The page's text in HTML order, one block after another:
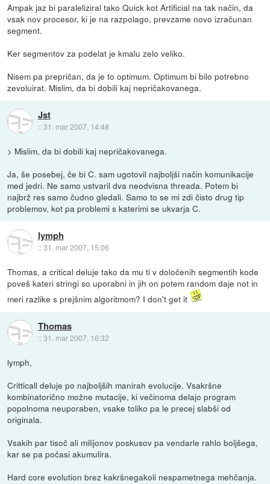
Ampak jaz bi paraleliziral tako Quick kot Artificial na tak način, da
vsak nov procesor, ki je na razpolago, prevzame novo izračunan
segment.
Ker segmentov za podelat je kmalu zelo veliko.
Nisem pa prepričan, da je to optimum. Optimum bi bilo potrebno
zevoluirat. Mislim, da bi dobili kaj nepričakovanega.
Jst
::31. mar 2007, 14:48
> Mislim, da bi dobili kaj nepričakovanega.
Ja, še posebej, če bi C. sam ugotovil najboljši način komunikacije
med jedri. Ne samo ustvaril dva neodvisna threada. Potem bi
najbrž res samo čudno gledali. Samo to se mi zdi čisto drug tip
problemov, kot pa problemi s katerimi se ukvarja C.
lymph
::31. mar 2007, 15:06
Thomas, a critical deluje tako da mu ti v določenih segmentih kode
poveš kateri stringi so uporabni in jih on potem random daje not in
meri razlike s prejšnim algoritmom? I don't get it
Thomas
::31. mar 2007, 16:32
lymph,
Critticall deluje po najboljših manirah evolucije. Vsakršne
kombinatorično možne mutacije, ki večinoma delajo program
popolnoma neuporaben, vsake toliko pa le precej slabši od
originala.
Vsakih par tisoč ali milijonov poskusov pa vendarle rahlo boljšega,
kar se pa počasi akumulira.
Hard core evolution brez kakršnegakoli nespametnega mehčanja.